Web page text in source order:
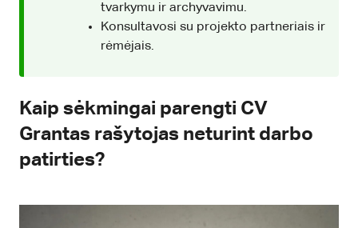
tvarkymu ir archyvavimu.
Konsultavosi su projekto partneriais ir
rėmėjais.
Kaip sėkmingai parengti CV
Grantas rašytojas neturint darbo
patirties?